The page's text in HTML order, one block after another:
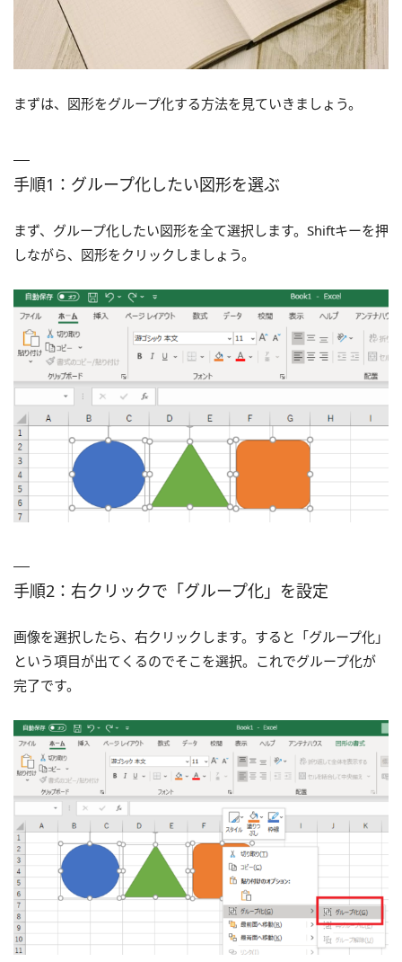
まずは、図形をグループ化する方法を見ていきましょう。
手順1：グループ化したい図形を選ぶ
まず、グループ化したい図形を全て選択します。Shiftキーを押
しながら、図形をクリックしましょう。
手順2：右クリックで「グループ化」を設定
画像を選択したら、右クリックします。すると「グループ化」
という項目が出てくるのでそこを選択。これでグループ化が
完了です。